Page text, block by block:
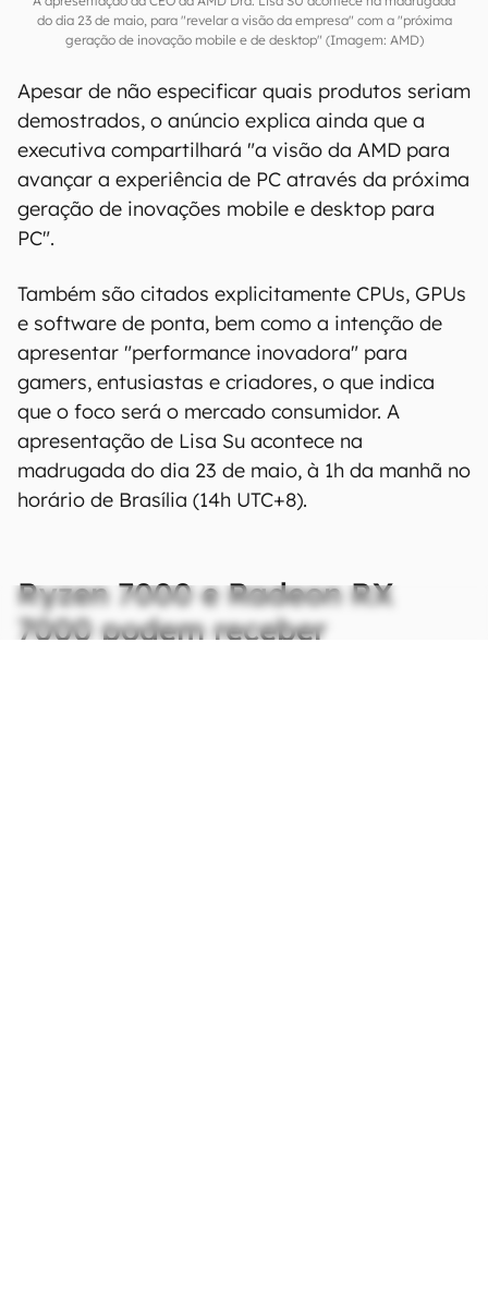
do dia 23 de maio, para "revelar a visão da empresa" com a "próxima
geração de inovação mobile e de desktop" (Imagem: AMD)
Apesar de não especificar quais produtos seriam
demostrados, o anúncio explica ainda que a
executiva compartilhará "a visão da AMD para
avançar a experiência de PC através da próxima
geração de inovações mobile e desktop para
PC".
Também são citados explicitamente CPUs, GPUs
e software de ponta, bem como a intenção de
apresentar "performance inovadora" para
gamers, entusiastas e criadores, o que indica
que o foco será o mercado consumidor. A
apresentação de Lisa Su acontece na
madrugada do dia 23 de maio, à 1h da manhã no
horário de Brasília (14h UTC+8).
Ryzen 7000 e Radeon RX
7000 podem receber